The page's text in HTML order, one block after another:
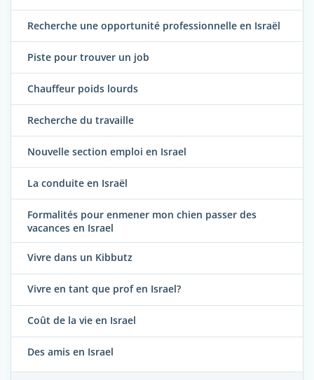
Recherche une opportunité professionnelle en Israël
Piste pour trouver un job
Chauffeur poids lourds
Recherche du travaille
Nouvelle section emploi en Israel
La conduite en Israël
Formalités pour enmener mon chien passer des
vacances en Israel
Vivre dans un Kibbutz
Vivre en tant que prof en Israel?
Coût de la vie en Israel
Des amis en Israel